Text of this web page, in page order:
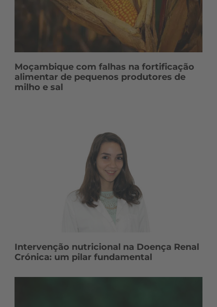
Moçambique com falhas na fortificação
alimentar de pequenos produtores de
milho e sal
Intervenção nutricional na Doença Renal
Crónica: um pilar fundamental